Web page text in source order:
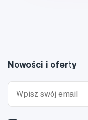
Nowości i oferty